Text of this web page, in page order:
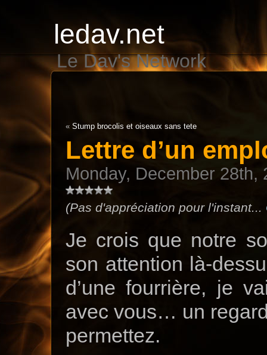
ledav.net
Le Dav's Network
« Stump brocolis et oiseaux sans tete
Lettre d’un
Monday, December 28th,
(Pas d'appréciation pour l'instant...
Je crois que notre
son attention là-
d’une fourrière, je
avec vous… un
permettez.